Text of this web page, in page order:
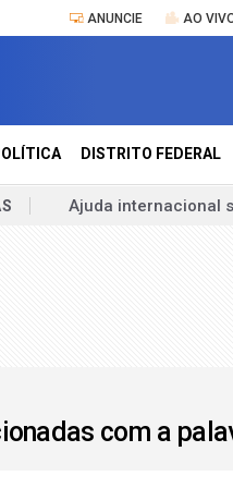
ANUNCIE AO
DISTRITO FEDERAL
Emissão de notas
Brasil deve
com a